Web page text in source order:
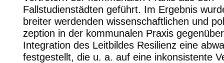
Fallstudienstädten geführt. Im Ergebnis
breiter werdenden wissenschaftlichen und
zeption in der kommunalen Praxis
Integration des Leitbildes Resilienz eine
festgestellt, die u. a. auf eine inkonsistente